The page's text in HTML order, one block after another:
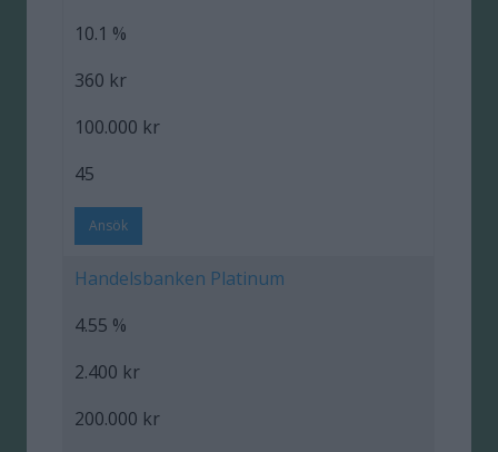
10.1 %
360 kr
100.000 kr
45
Ansök
Handelsbanken Platinum
4.55 %
2.400 kr
200.000 kr